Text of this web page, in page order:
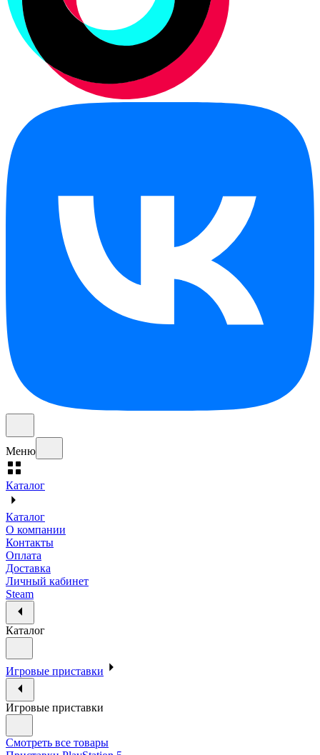
Меню
Каталог
Каталог
О компании
Контакты
Оплата
Доставка
Личный кабинет
Steam
Каталог
Игровые приставки
Игровые приставки
Смотреть все товары